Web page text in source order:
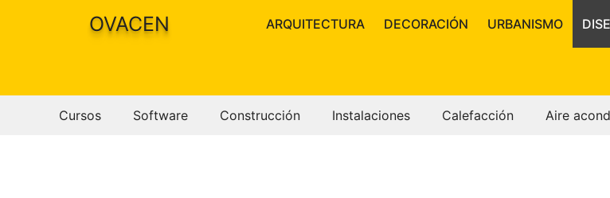
OVACEN ARQUITECTURA DECORACIÓN URBANISMO
Cursos Software Construcción Instalaciones Calefacción Aire